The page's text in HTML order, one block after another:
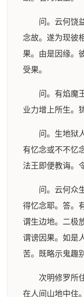
问。云何饶
念故。遂为现彼
果。由是因缘。
受果。
问。有焰魔
业力增上所生。
问。生地狱
有忆念或不不忆
法王即便教诲。
问。云何众
得忆念耶。答。
谓生边地。二极
谓谤因果。如是
苦。既略示鬼趣
次明修罗所
在人间山地中住